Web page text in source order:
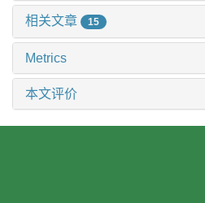
相关文章 15
Metrics
本文评价